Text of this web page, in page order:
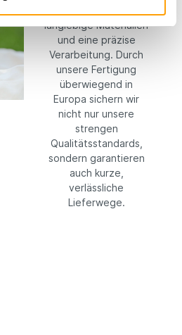
langlebige Materialien
und eine präzise
Verarbeitung. Durch
unsere Fertigung
überwiegend in
Europa sichern wir
nicht nur unsere
strengen
Qualitätsstandards,
sondern garantieren
auch kurze,
verlässliche
Lieferwege.